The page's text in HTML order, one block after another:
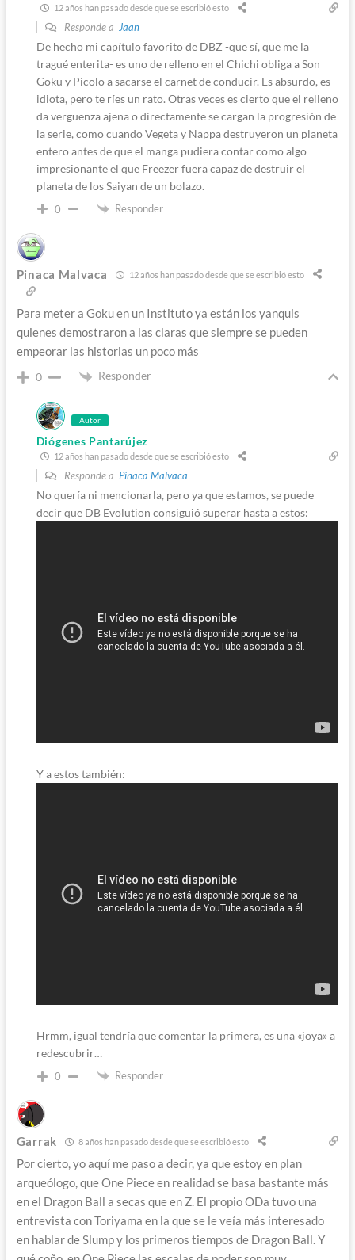
12 años han pasado desde que se escribió esto
Responde a Jaan
De hecho mi capítulo favorito de DBZ -que sí, que me la
tragué enterita- es uno de relleno en el Chichi obliga a Son
Goku y Picolo a sacarse el carnet de conducir. Es absurdo, es
idiota, pero te ríes un rato. Otras veces es cierto que el relleno
da verguenza ajena o directamente se cargan la progresión de
la serie, como cuando Vegeta y Nappa destruyeron un planeta
entero antes de que el manga pudiera contar como algo
impresionante el que Freezer fuera capaz de destruir el
planeta de los Saiyan de un bolazo.
0 Responder
Pinaca Malvaca 12 años han pasado desde que se escribió esto
Para meter a Goku en un Instituto ya están los yanquis
quienes demostraron a las claras que siempre se pueden
empeorar las historias un poco más
0 Responder
Autor
Diógenes Pantarújez
12 años han pasado desde que se escribió esto
Responde a Pinaca Malvaca
No quería ni mencionarla, pero ya que estamos, se puede
decir que DB Evolution consiguió superar hasta a estos:
Y a estos también:
Hrmm, igual tendría que comentar la primera, es una «joya» a
redescubrir…
0 Responder
Garrak 8 años han pasado desde que se escribió esto
Por cierto, yo aquí me paso a decir, ya que estoy en plan
arqueólogo, que One Piece en realidad se basa bastante más
en el Dragon Ball a secas que en Z. El propio ODa tuvo una
entrevista con Toriyama en la que se le veía más interesado
en hablar de Slump y los primeros tiempos de Dragon Ball. Y